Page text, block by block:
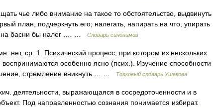
чье либо внимание на такое то обстоятельство, выдвинуть
план, подчеркнуть его; налегать, напирать на что, упирать
на басни бы налег .… …
Словарь синонимов
ср. 1. Психический процесс, при котором из нескольких
особенно ясно (псих.). Изучение способности
стремление вникнуть.… …
Толковый словарь Ушакова
деятельности, выражающаяся в сосредоточенности и в
Под направленностью сознания понимается избират.